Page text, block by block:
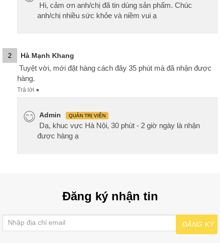
Hi, cảm ơn anh/chị đã tin dùng sản phẩm. Chúc
anh/chị nhiều sức khỏe và niềm vui ạ
2 Hà Mạnh Khang
Tuyệt vời, mới đặt hàng cách đây 35 phút mà đã nhận được
hàng.
Trả lời ●
Admin QUẢN TRỊ VIÊN
Dạ, khuc vực Hà Nội, 30 phút - 2 giờ ngày là nhận
được hàng ạ
Đăng ký nhận tin
ĐĂNG KÝ